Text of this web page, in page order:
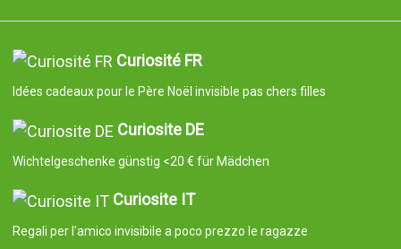
Curiosité FR
Idées cadeaux pour le Père Noël invisible pas chers filles
Curiosite DE
Wichtelgeschenke günstig <20 € für Mädchen
Curiosite IT
Regali per l'amico invisibile a poco prezzo le ragazze